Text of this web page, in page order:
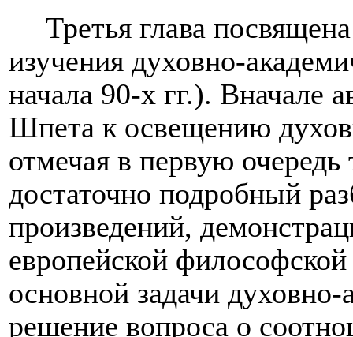
Третья глава
изучения духовно-
начала 90-х гг.). Вначале
Шпета к освещению
отмечая в первую очередь
достаточно подробный
произведений,
европейской
основной задачи
решение вопроса о